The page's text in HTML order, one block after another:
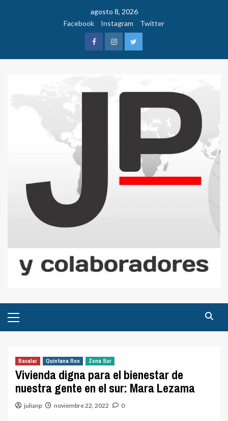
agosto 8, 2026
Facebook
Instagram Twitter
FacebookInstagramTwitter
principal
Bacalar Quintana Roo Zona Sur
Vivienda digna para el bienestar de
nuestra gente en el sur: Mara Lezama
julianp noviembre 22, 2022 0